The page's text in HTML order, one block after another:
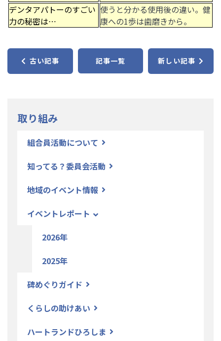
デンタアパトーのすごい
力の秘密は…
使うと分かる使用後の違い。健
康への1歩は歯磨きから。
古い記事 記事一覧 新しい記事
取り組み
組合員活動について
知ってる？委員会活動
地域のイベント情報
イベントレポート
2026年
2025年
碑めぐりガイド
くらしの助けあい
ハートランドひろしま